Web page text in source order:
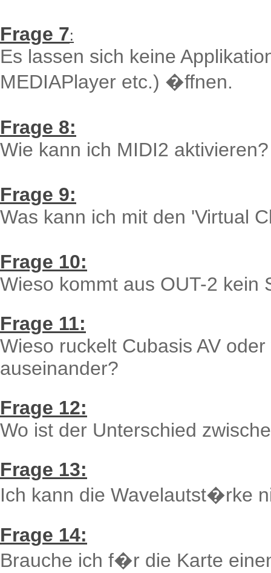
Frage 7:
Es lassen sich keine
MEDIAPlayer etc.) �ffnen.
Frage 8:
Wie kann ich MIDI2 aktivieren?
Frage 9:
Was kann ich mit den 'Virtual
Frage 10:
Wieso kommt aus OUT-2 kein
Frage 11:
Wieso ruckelt Cubasis AV
auseinander?
Frage 12:
Wo ist der Unterschied
Frage 13:
Ich kann die Wavelautst�rke
Frage 14:
Brauche ich f�r die Karte